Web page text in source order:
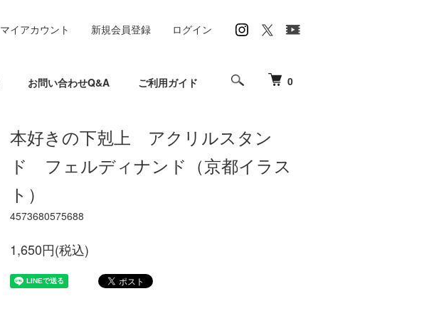
0
お問い合わせQ&A ご利用ガイド
マイアカウント 新規会員登録 ログイン
本好きの下剋上 アクリルスタン
ド フェルディナンド（京都イラス
ト）
4573680575688
1,650円(税込)